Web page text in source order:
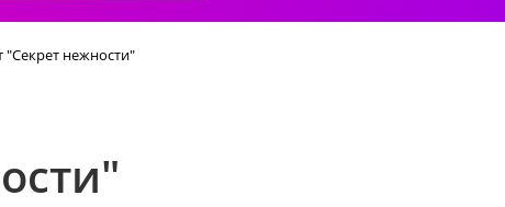
"Секрет нежности"